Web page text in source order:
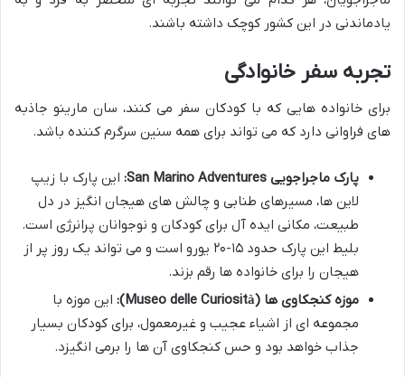
یادماندنی در این کشور کوچک داشته باشند.
تجربه سفر خانوادگی
برای خانواده هایی که با کودکان سفر می کنند، سان مارینو جاذبه
های فراوانی دارد که می تواند برای همه سنین سرگرم کننده باشد.
پارک ماجراجویی San Marino Adventures:
این پارک با زیپ
لاین ها، مسیرهای طنابی و چالش های هیجان انگیز در دل
طبیعت، مکانی ایده آل برای کودکان و نوجوانان پرانرژی است.
بلیط این پارک حدود ۱۵-۲۰ یورو است و می تواند یک روز پر از
هیجان را برای خانواده ها رقم بزند.
موزه کنجکاوی ها (Museo delle Curiosità):
این موزه با
مجموعه ای از اشیاء عجیب و غیرمعمول، برای کودکان بسیار
جذاب خواهد بود و حس کنجکاوی آن ها را برمی انگیزد.